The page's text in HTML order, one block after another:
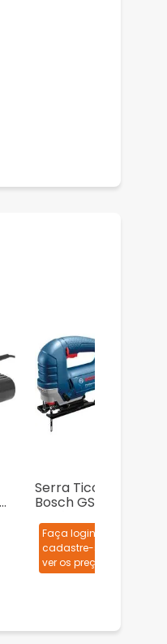
Serra Tico-Tico
Bosch GST 75 710W
Faça login ou
cadastre-se para
ver os preços